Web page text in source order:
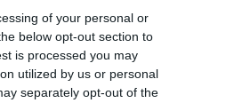
of your personal or
below opt-out section to
is processed you may
utilized by us or personal
separately opt-out of the